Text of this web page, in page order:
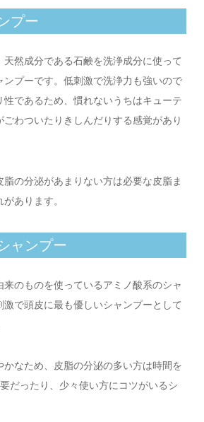
プー
然成分である石鹸を洗浄成分に使って
ンプーです。低刺激で洗浄力も強いので
であるため、慣れないうちはキューテ
ごわついたりきしんだりする感覚があり
の分泌があまりない方は必要な皮脂ま
あります。
ャンプー
のものを使っているアミノ酸系のシャ
激で頭皮に最も優しいシャンプーとして
かなため、皮脂の分泌の多い方は時間を
だったり、少々使い方にコツがいるシ